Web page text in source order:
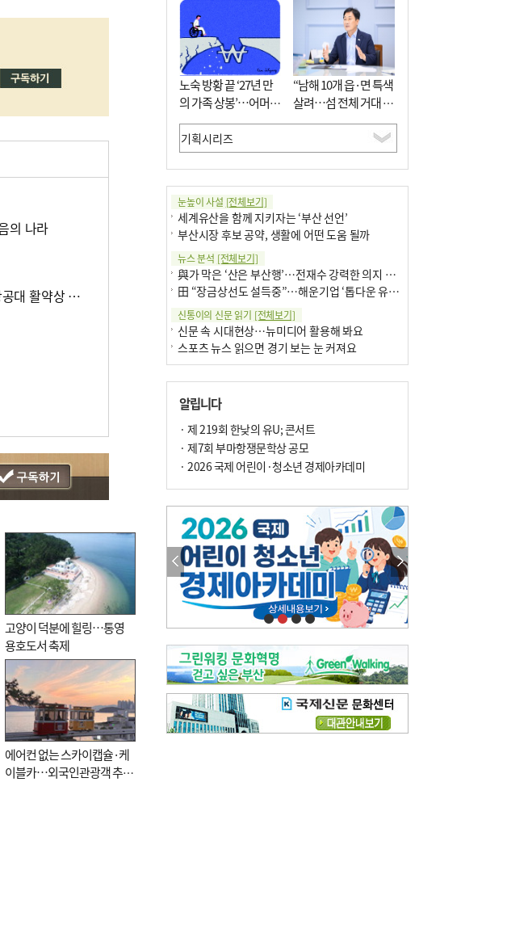
의 나라
“600km 넘는 하늘길 멀어도 응급환자 있으면 가야죠”…부산소방항공대 활약상 눈길
고양이 덕분에 힐링…통영
용호도서 축제
에어컨 없는 스카이캡슐·케
이블카…외국인관광객 추억
노숙 방황 끝 ‘27년 만
의 가족 상봉’…어머니
와 행복 꿈꿔
“남해 10개 읍·면 특색
살려…섬 전체 거대 정
원으로 조성”
눈높이 사설 [전체보기]
세계유산을 함께 지키자는 ‘부산 선언’
부산시장 후보 공약, 생활에 어떤 도움 될까
뉴스 분석 [전체보기]
與가 막은 ‘산은 부산행’…전재수 강력한 의지 표명 없인 공염불
田 “장금상선도 설득중”…해운기업 ‘톱다운 유치전’ 가속
신통이의 신문 읽기 [전체보기]
신문 속 시대현상…뉴미디어 활용해 봐요
스포츠 뉴스 읽으면 경기 보는 눈 커져요
구·군 승진 축하화분 관행 없애자니 소상공인 울상
팩트체크[전체보기]
의령 한우산 털중나리
한 손 뉴스[전체보기]
시민이 개발한 폭염 대응 앱 ‘그늘로’ 길안내 지도 등 인기
골목 맛집 발굴 고메 셀렉션…부산시, 페스티벌 시월 연계
오늘의 날씨-[전체보기]
오늘의 날씨- 2026년 8월 7일
오늘의 날씨- 2026년 8월 6일
우리 결혼해요-[전체보기]
우리 결혼해요- 김홍윤·정세빈 커플
알립니다
· 제 219회 한낮의 유U; 콘서트
· 제7회 부마항쟁문학상 공모
· 2026 국제 어린이·청소년 경제아카데미